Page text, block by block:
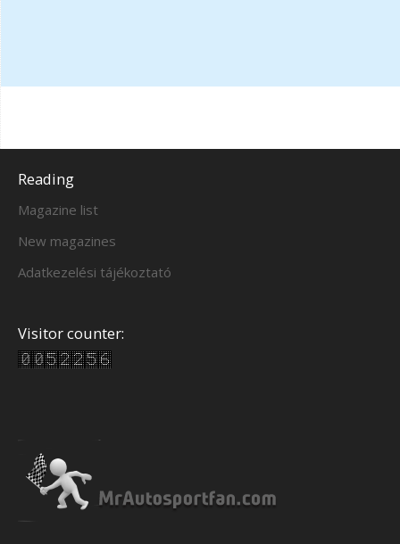
Reading
Magazine list
New magazines
Adatkezelési tájékoztató
Visitor counter: